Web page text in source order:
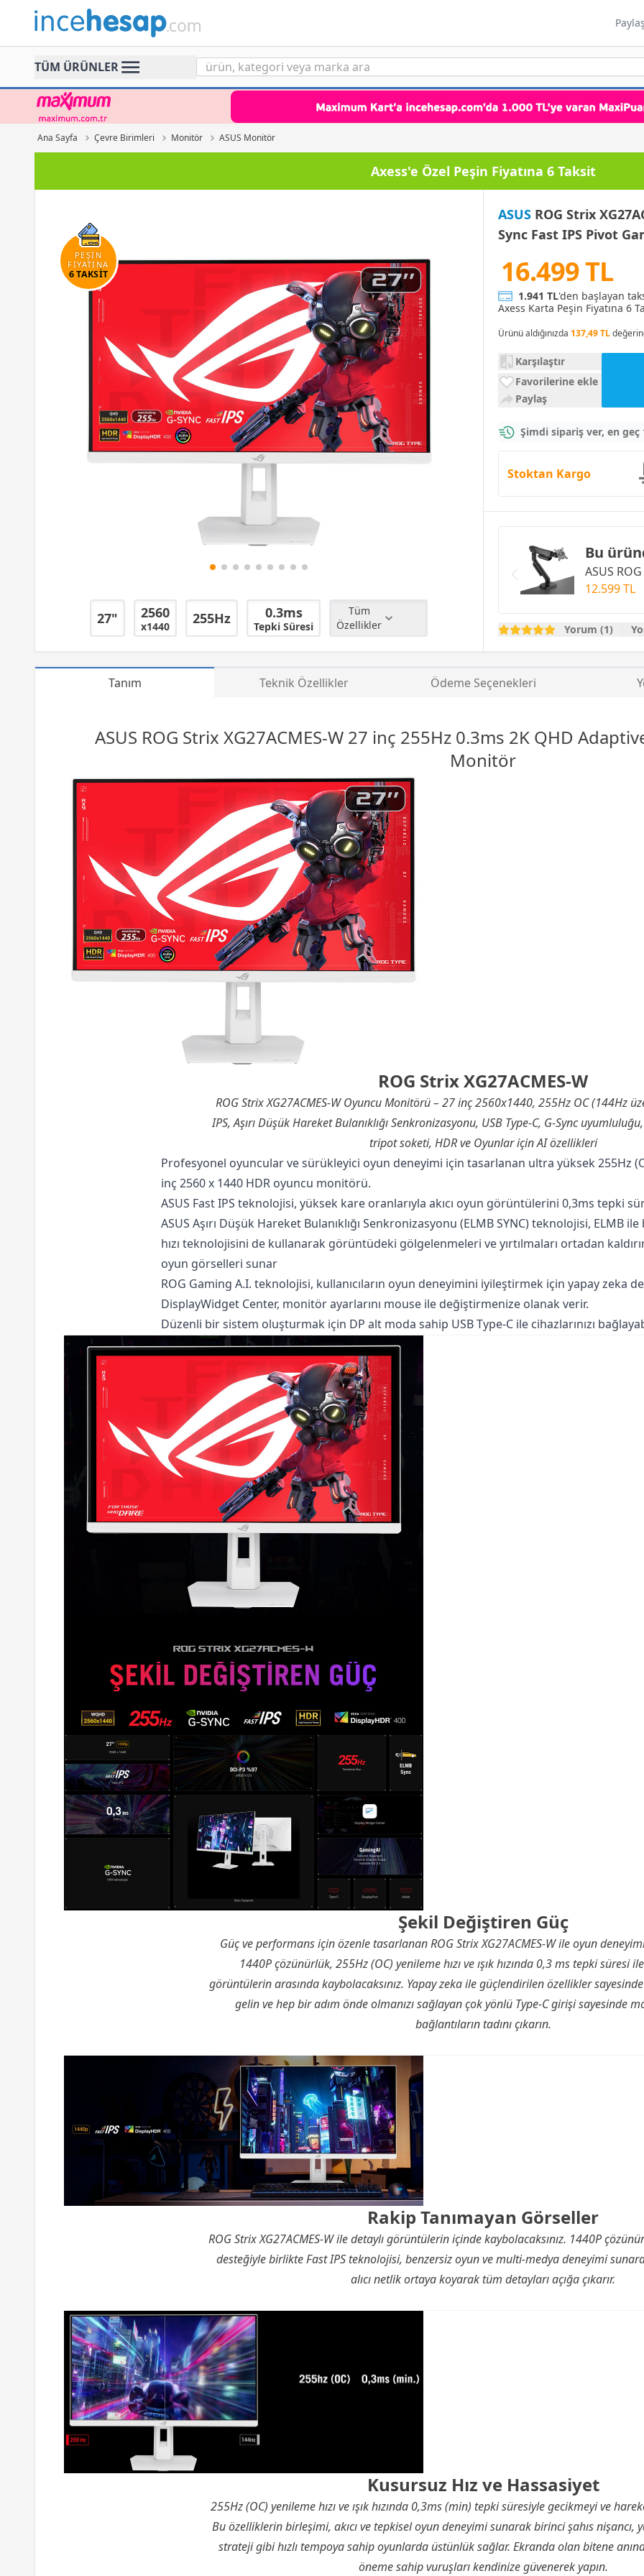
Incehesap
TÜM ÜRÜNLER
Ana Sayfa Çevre Birimleri Monitör ASUS Monitör
Axess'e Özel Peşin Fiyatına 6 Taksit
ASUSROG Strix
Sync Fast IPS Pivot
PEŞİN
FİYATINA
6 TAKSİT
27" 2560
x1440 255Hz 0.3ms
Tepki Süresi
Tüm
Özellikler
16.499 TL
1.941 TL'den başlayan
Axess Karta Peşin Fiyatına 6
Ürünü aldığınızda 137,49 TL
Karşılaştır
Favorilerine ekle
Paylaş
Şimdi sipariş ver, en
Stoktan Kargo
Bu
ASUS
12.599 TL
Yorum (1)
Tanım Teknik Özellikler Ödeme Seçenekleri
ASUS ROG Strix XG27ACMES-W 27 inç 255Hz 0.3ms 2K QHD
Monitör
ROG Strix XG27ACMES-W
ROG Strix XG27ACMES-W Oyuncu Monitörü – 27 inç 2560x1440, 255Hz OC (144Hz
IPS, Aşırı Düşük Hareket Bulanıklığı Senkronizasyonu, USB Type-C, G-Sync
tripot soketi, HDR ve Oyunlar için AI özellikleri
Profesyonel oyuncular ve sürükleyici oyun deneyimi için tasarlanan ultra yüksek 255Hz
inç 2560 x 1440 HDR oyuncu monitörü.
ASUS Fast IPS teknolojisi, yüksek kare oranlarıyla akıcı oyun görüntülerini 0,3ms tepki
ASUS Aşırı Düşük Hareket Bulanıklığı Senkronizasyonu (ELMB SYNC) teknolojisi, ELMB
hızı teknolojisini de kullanarak görüntüdeki gölgelenmeleri ve yırtılmaları ortadan
oyun görselleri sunar
ROG Gaming A.I. teknolojisi, kullanıcıların oyun deneyimini iyileştirmek için yapay zeka
DisplayWidget Center, monitör ayarlarını mouse ile değiştirmenize olanak verir.
Düzenli bir sistem oluşturmak için DP alt moda sahip USB Type-C ile cihazlarınızı
Şekil Değiştiren Güç
Güç ve performans için özenle tasarlanan ROG Strix XG27ACMES-W ile oyun
1440P çözünürlük, 255Hz (OC) yenileme hızı ve ışık hızında 0,3 ms tepki süresi
görüntülerin arasında kaybolacaksınız. Yapay zeka ile güçlendirilen özellikler
gelin ve hep bir adım önde olmanızı sağlayan çok yönlü Type-C girişi sayesinde
bağlantıların tadını çıkarın.
Rakip Tanımayan Görseller
ROG Strix XG27ACMES-W ile detaylı görüntülerin içinde kaybolacaksınız. 1440P
desteğiyle birlikte Fast IPS teknolojisi, benzersiz oyun ve multi-medya deneyimi
alıcı netlik ortaya koyarak tüm detayları açığa çıkarır.
Kusursuz Hız ve Hassasiyet
255Hz (OC) yenileme hızı ve ışık hızında 0,3ms (min) tepki süresiyle gecikmeyi ve
Bu özelliklerin birleşimi, akıcı ve tepkisel oyun deneyimi sunarak birinci şahıs nişancı,
strateji gibi hızlı tempoya sahip oyunlarda üstünlük sağlar. Ekranda olan bitene
öneme sahip vuruşları kendinize güvenerek yapın.